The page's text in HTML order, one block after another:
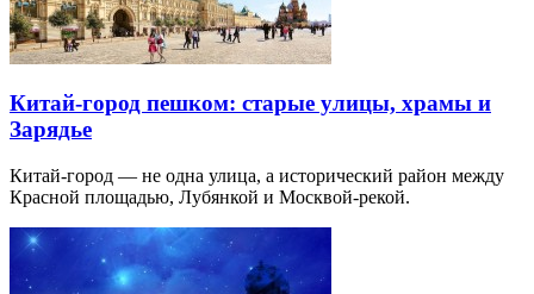
Китай-город пешком: старые улицы, храмы и
Зарядье
Китай-город — не одна улица, а исторический район между
Красной площадью, Лубянкой и Москвой-рекой.